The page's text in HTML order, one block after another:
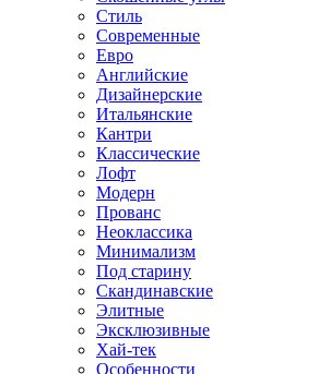
Стиль
Современные
Евро
Английские
Дизайнерские
Итальянские
Кантри
Классические
Лофт
Модерн
Прованс
Неоклассика
Минимализм
Под старину
Скандинавские
Элитные
Эксклюзивные
Хай-тек
Особенности